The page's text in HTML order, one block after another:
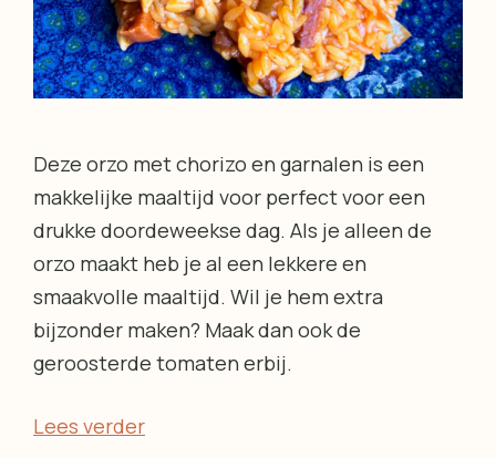
Deze orzo met chorizo en garnalen is een
makkelijke maaltijd voor perfect voor een
drukke doordeweekse dag. Als je alleen de
orzo maakt heb je al een lekkere en
smaakvolle maaltijd. Wil je hem extra
bijzonder maken? Maak dan ook de
geroosterde tomaten erbij.
Lees verder